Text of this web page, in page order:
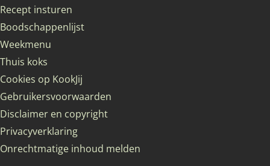
Recept insturen
Boodschappenlijst
Weekmenu
Thuis koks
Cookies op KookJij
Gebruikersvoorwaarden
Disclaimer en copyright
Privacyverklaring
Onrechtmatige inhoud melden